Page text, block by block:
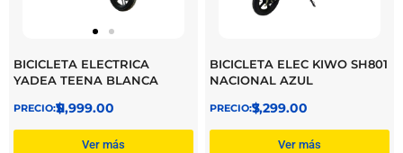
BICICLETA ELECTRICA
YADEA TEENA BLANCA
$
11,999.00
Ver más
BICICLETA ELEC KIWO SH801
NACIONAL AZUL
$
7,299.00
Ver más